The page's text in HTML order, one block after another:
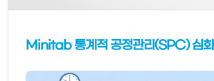
Minitab 통계적 공정관리(SPC) 심화